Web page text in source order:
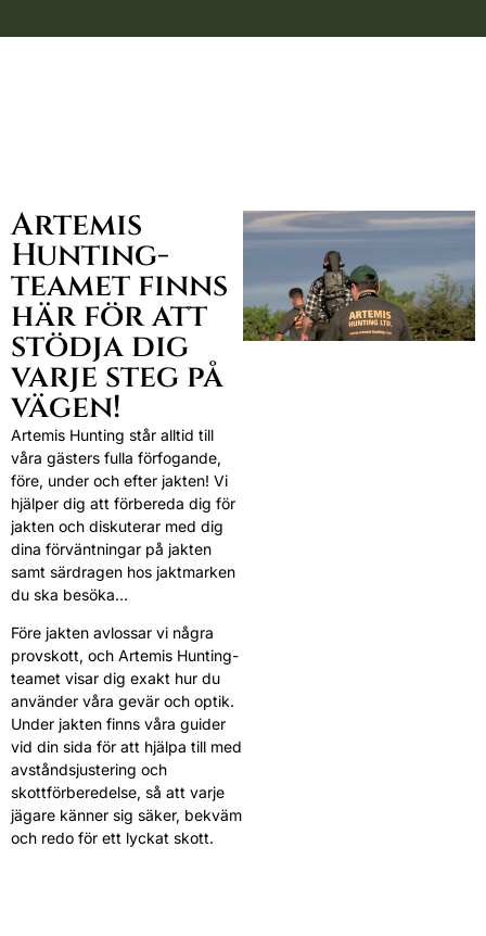
Artemis
Hunting-
teamet finns
här för att
stödja dig
varje steg på
vägen!
Artemis Hunting står alltid till
våra gästers fulla förfogande,
före, under och efter jakten! Vi
hjälper dig att förbereda dig för
jakten och diskuterar med dig
dina förväntningar på jakten
samt särdragen hos jaktmarken
du ska besöka…
Före jakten avlossar vi några
provskott, och Artemis Hunting-
teamet visar dig exakt hur du
använder våra gevär och optik.
Under jakten finns våra guider
vid din sida för att hjälpa till med
avståndsjustering och
skottförberedelse, så att varje
jägare känner sig säker, bekväm
och redo för ett lyckat skott.